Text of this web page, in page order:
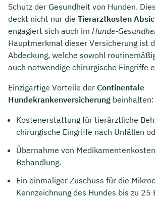
Schutz der Gesundheit von Hunden.
deckt nicht nur die Tierarztkosten
engagiert sich auch im Hunde-
Hauptmerkmal dieser Versicherung ist
Abdeckung, welche sowohl
auch notwendige chirurgische Eingriffe
Einzigartige Vorteile der Continentale
Hundekrankenversicherung beinhalten:
Kostenerstattung für tierärztliche
chirurgische Eingriffe nach Unfällen
Übernahme von
Behandlung.
Ein einmaliger Zuschuss für die
Kennzeichnung des Hundes bis zu 25